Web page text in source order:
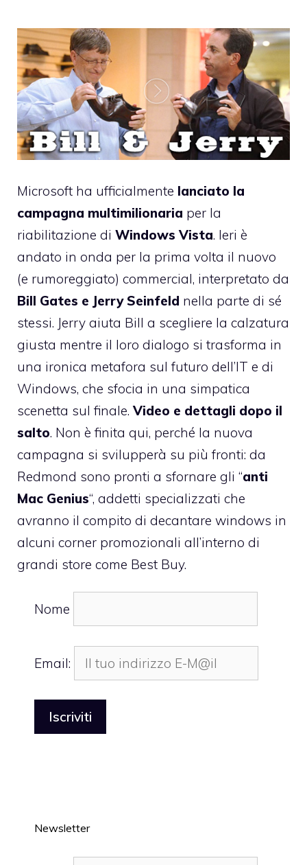
Microsoft ha ufficialmente lanciato la
campagna multimilionaria per la
riabilitazione di Windows Vista. Ieri è
andato in onda per la prima volta il nuovo
(e rumoreggiato) commercial, interpretato da
Bill Gates e Jerry Seinfeld nella parte di sé
stessi. Jerry aiuta Bill a scegliere la calzatura
giusta mentre il loro dialogo si trasforma in
una ironica metafora sul futuro dell’IT e di
Windows, che sfocia in una simpatica
scenetta sul finale.Video e dettagli dopo il
salto. Non è finita qui, perché la nuova
campagna si svilupperà su più fronti: da
Redmond sono pronti a sfornare gli “anti
Mac Genius“, addetti specializzati che
avranno il compito di decantare windows in
alcuni corner promozionali all’interno di
grandi store come Best Buy.
Nome
Email:
Newsletter